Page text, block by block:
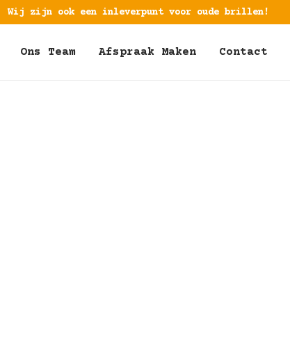
Wij zijn ook een inleverpunt voor oude brillen!
Ons Team Afspraak Maken Contact